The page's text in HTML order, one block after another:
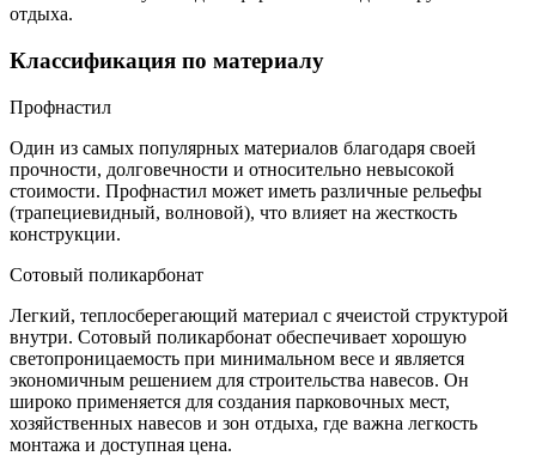
отдыха.
Классификация по материалу
Профнастил
Один из самых популярных материалов благодаря своей
прочности, долговечности и относительно невысокой
стоимости. Профнастил может иметь различные рельефы
(трапециевидный, волновой), что влияет на жесткость
конструкции.
Сотовый поликарбонат
Легкий, теплосберегающий материал с ячеистой структурой
внутри. Сотовый поликарбонат обеспечивает хорошую
светопроницаемость при минимальном весе и является
экономичным решением для строительства навесов. Он
широко применяется для создания парковочных мест,
хозяйственных навесов и зон отдыха, где важна легкость
монтажа и доступная цена.